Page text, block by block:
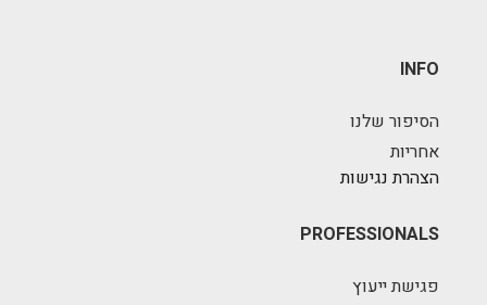
INFO
הסיפור שלנו
אחריות
הצהרת נגישות
PROFESSIONALS
פגישת ייעוץ